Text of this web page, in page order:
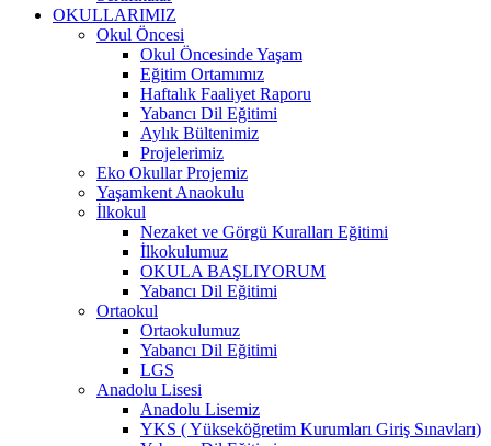
OKULLARIMIZ
Okul Öncesi
Okul Öncesinde Yaşam
Eğitim Ortamımız
Haftalık Faaliyet Raporu
Yabancı Dil Eğitimi
Aylık Bültenimiz
Projelerimiz
Eko Okullar Projemiz
Yaşamkent Anaokulu
İlkokul
Nezaket ve Görgü Kuralları Eğitimi
İlkokulumuz
OKULA BAŞLIYORUM
Yabancı Dil Eğitimi
Ortaokul
Ortaokulumuz
Yabancı Dil Eğitimi
LGS
Anadolu Lisesi
Anadolu Lisemiz
YKS ( Yükseköğretim Kurumları Giriş Sınavları)